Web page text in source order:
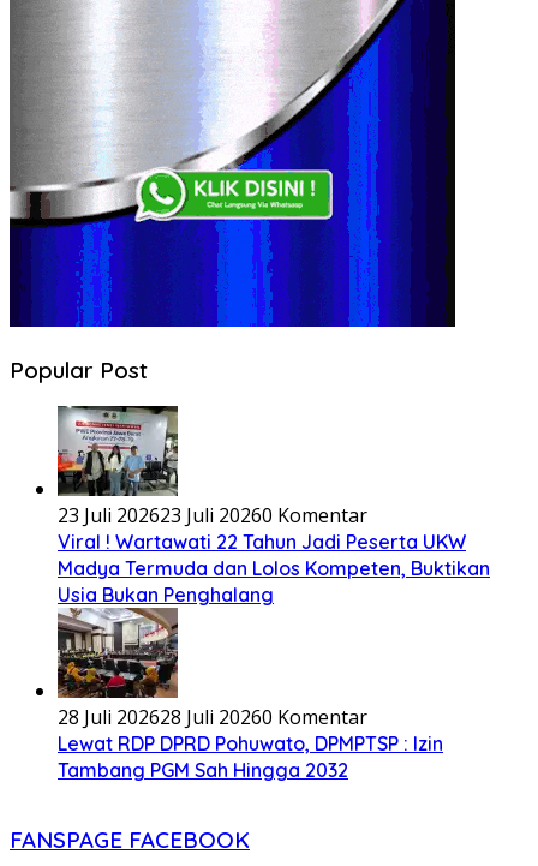
Popular Post
23 Juli 202623 Juli 20260 Komentar
Viral ! Wartawati 22 Tahun Jadi Peserta UKW
Madya Termuda dan Lolos Kompeten, Buktikan
Usia Bukan Penghalang
28 Juli 202628 Juli 20260 Komentar
Lewat RDP DPRD Pohuwato, DPMPTSP : Izin
Tambang PGM Sah Hingga 2032
FANSPAGE FACEBOOK